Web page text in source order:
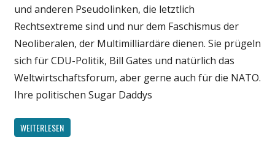
und anderen Pseudolinken, die letztlich
Rechtsextreme sind und nur dem Faschismus der
Neoliberalen, der Multimilliardäre dienen. Sie prügeln
sich für CDU-Politik, Bill Gates und natürlich das
Weltwirtschaftsforum, aber gerne auch für die NATO.
Ihre politischen Sugar Daddys
WEITERLESEN